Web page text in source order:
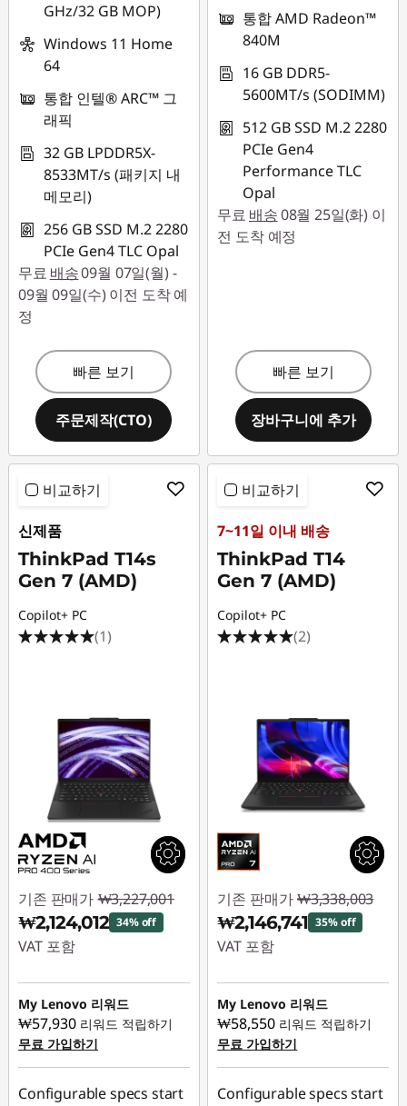
1
GHz/32 GB MOP)
Windows 11 Home
64
통합 인텔® ARC™ 그
래픽
32 GB LPDDR5X-
8533MT/s (패키지 내
메모리)
256 GB SSD M.2 2280
PCIe Gen4 TLC Opal
무료 배송09월 07일(월) -
09월 09일(수) 이전 도착 예
정
빠른 보기
주문제작(CTO)
통합 AMD Radeon™
840M
16 GB DDR5-
5600MT/s (SODIMM)
512 GB SSD M.2 2280
PCIe Gen4
Performance TLC
Opal
무료 배송08월 25일(화) 이
전 도착 예정
빠른 보기
장바구니에 추가
비교하기
신제품
ThinkPad T14s
Gen 7 (AMD)
Copilot+ PC
(1)
기존 판매가 ₩3,227,001
₩2,124,012 34% off
VAT 포함
즉시 할인: :-
₩1,102,989
My Lenovo 리워드
₩57,930 리워드 적립하기
무료 가입하기
Configurable specs start
비교하기
7~11일 이내 배송
ThinkPad T14
Gen 7 (AMD)
Copilot+ PC
(2)
기존 판매가 ₩3,338,003
₩2,146,741 35% off
VAT 포함
즉시 할인: :-
₩1,191,262
My Lenovo 리워드
₩58,550 리워드 적립하기
무료 가입하기
Configurable specs start